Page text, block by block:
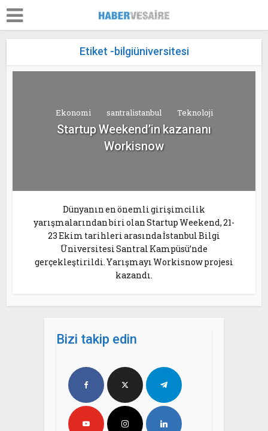
Etiket -bilgiüniversitesi
Ekonomi santralistanbul Teknoloji
Startup Weekend’in kazananı
Workisnow
Dünyanın en önemli girişimcilik
yarışmalarından biri olan Startup Weekend, 21-
23 Ekim tarihleri arasında İstanbul Bilgi
Üniversitesi Santral Kampüsü’nde
gerçekleştirildi. Yarışmayı Workisnow projesi
kazandı.
Bizi takip edin